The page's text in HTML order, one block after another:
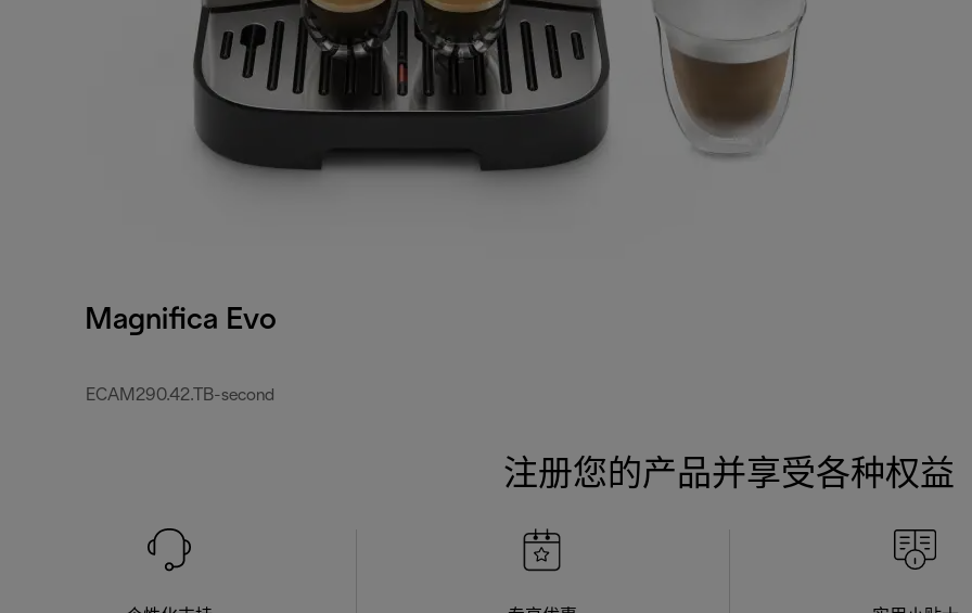
Magnifica Evo
ECAM290.42.TB-second
注册您的产品并享受各种权益